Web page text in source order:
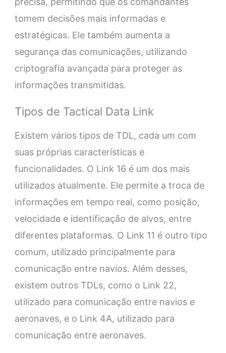
tomem decisões mais informadas e
estratégicas. Ele também aumenta a
segurança das comunicações, utilizando
criptografia avançada para proteger as
informações transmitidas.
Tipos de Tactical Data Link
Existem vários tipos de TDL, cada um com
suas próprias características e
funcionalidades. O Link 16 é um dos mais
utilizados atualmente. Ele permite a troca de
informações em tempo real, como posição,
velocidade e identificação de alvos, entre
diferentes plataformas. O Link 11 é outro tipo
comum, utilizado principalmente para
comunicação entre navios. Além desses,
existem outros TDLs, como o Link 22,
utilizado para comunicação entre navios e
aeronaves, e o Link 4A, utilizado para
comunicação entre aeronaves.